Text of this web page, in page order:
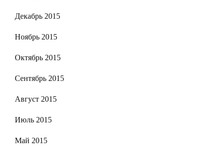
Декабрь 2015
Ноябрь 2015
Октябрь 2015
Сентябрь 2015
Август 2015
Июль 2015
Май 2015